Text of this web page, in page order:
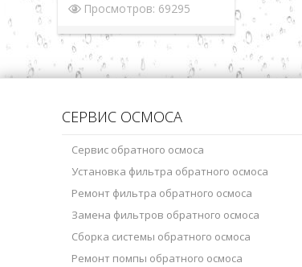
Просмотров: 69295
СЕРВИС ОСМОСА
Сервис обратного осмоса
Установка фильтра обратного осмоса
Ремонт фильтра обратного осмоса
Замена фильтров обратного осмоса
Сборка системы обратного осмоса
Ремонт помпы обратного осмоса